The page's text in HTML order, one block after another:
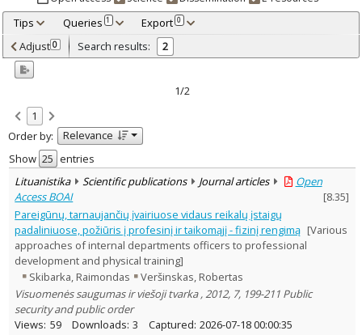
Tips Queries 1 Export 0
Adjusted by criteria 0
Year
Refine
Open access
Scientific publications 2
Document Type:
Journal articles 2
Subject area
Education 2
Text language
Country of publication
Historical periods
Subject
Journal
Adjust 0 Search results: 2
1/2
1
Order by:
Relevance
Show
entries
Lituanistika
Scientific publications Journal articles
Open
Access BOAI
[8.35]
Pareigūnų, tarnaujančių įvairiuose vidaus reikalų įstaigų
padaliniuose, požiūris į profesinį ir taikomąjį - fizinį rengimą [Various
approaches of internal departments officers to professional
development and physical training]
Skibarka, Raimondas
Veršinskas, Robertas
Visuomenės saugumas ir viešoji tvarka , 2012, 7, 199-211 Public
security and public order
Views: 59 Downloads: 3 Captured: 2026-07-18 00:00:35